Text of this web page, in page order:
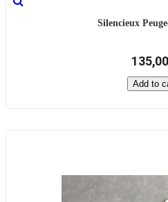
Silencieux
Add to